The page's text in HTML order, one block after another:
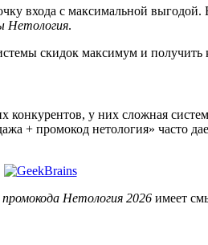
входа с максимальной
Нетология.
скидок максимум и получить
у них сложная
+ промокод нетология» часто
промокода Нетология 2026 имеет